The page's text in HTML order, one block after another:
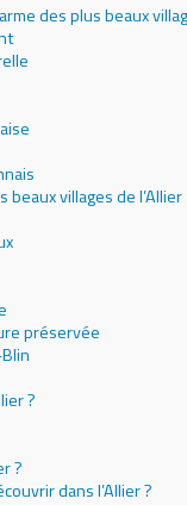
des plus beaux
villages de l’Allier
préservée
?
?
dans l’Allier ?